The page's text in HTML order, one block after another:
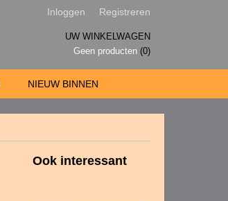
Inloggen Registreren
UW WINKELWAGEN
Geen producten (0)
NIEUW BINNEN
Ook interessant